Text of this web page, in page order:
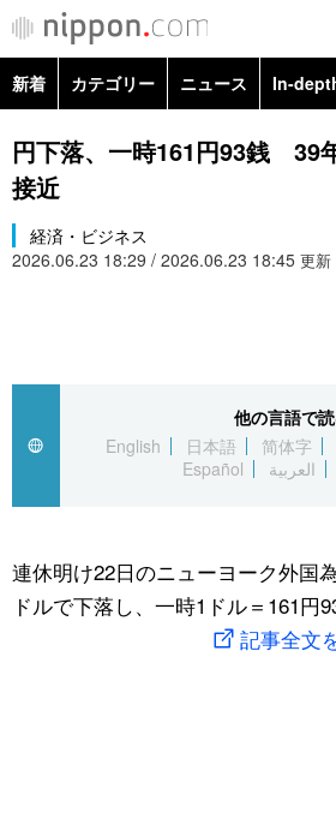
カテゴリー
国際
社会
文化
アーカイブ
Japan Data
旅と暮らし
動画/Live
新着 カテゴリー ニュース In-
政治・外交
経済・ビジネス
国際・海外
文化
科学・技術
暮らし
スポーツ・東京2020
円下落、一時161円93銭 39
接近
経済・ビジネス
2026.06.23 18:29 / 2026.06.23 18:45 更新
他の言語で
English
日本語 简体字
Español
العربية
連休明け22日のニューヨーク外国
ドルで下落し、一時1ドル＝161円
記事全文